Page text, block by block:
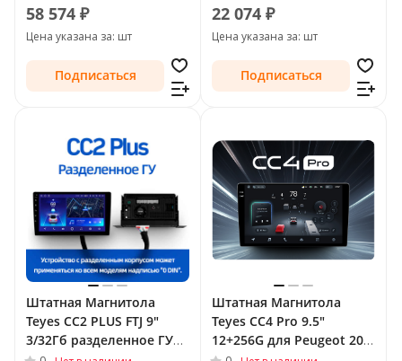
58 574 ₽
Цена указана за: шт
Подписаться
2009
22 074 ₽
Цена указана за: шт
Подписаться
Штатная Магнитола
Teyes CC2 PLUS FTJ 9"
3/32Гб разделенное ГУ
Штатная Магнитола
Teyes CC4 Pro 9.5"
12+256G для Peugeot 207